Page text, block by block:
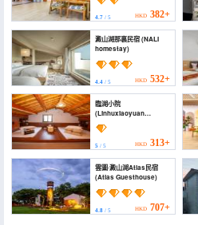
4.7 / 5 HKD 382+
澱山湖那裏民宿 (NALI
homestay)
4.4 / 5 HKD 532+
臨湖小院
(Linhuxiaoyuan
Courtyard)
5 / 5 HKD 313+
雲圖·澱山湖Atlas民宿
(Atlas Guesthouse)
4.8 / 5 HKD 707+